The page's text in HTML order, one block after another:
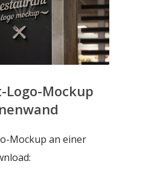
Logo-Mockup
Mockup an einer